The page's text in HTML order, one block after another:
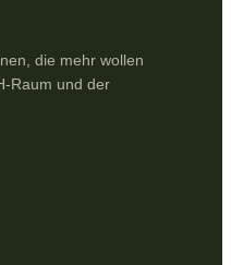
die mehr wollen
Raum und der